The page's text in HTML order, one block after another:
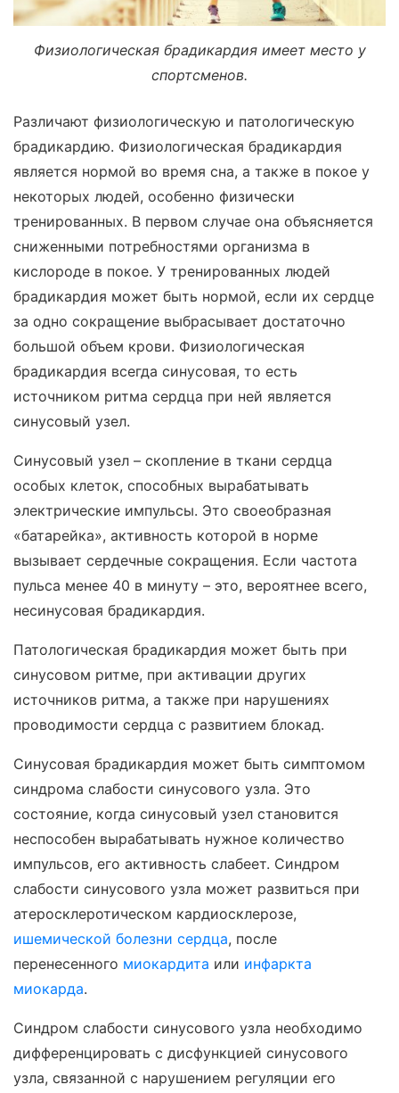
Физиологическая брадикардия имеет место у
спортсменов.
Различают физиологическую и патологическую
брадикардию. Физиологическая брадикардия
является нормой во время сна, а также в покое у
некоторых людей, особенно физически
тренированных. В первом случае она объясняется
сниженными потребностями организма в
кислороде в покое. У тренированных людей
брадикардия может быть нормой, если их сердце
за одно сокращение выбрасывает достаточно
большой объем крови. Физиологическая
брадикардия всегда синусовая, то есть
источником ритма сердца при ней является
синусовый узел.
Синусовый узел – скопление в ткани сердца
особых клеток, способных вырабатывать
электрические импульсы. Это своеобразная
«батарейка», активность которой в норме
вызывает сердечные сокращения. Если частота
пульса менее 40 в минуту – это, вероятнее всего,
несинусовая брадикардия.
Патологическая брадикардия может быть при
синусовом ритме, при активации других
источников ритма, а также при нарушениях
проводимости сердца с развитием блокад.
Синусовая брадикардия может быть симптомом
синдрома слабости синусового узла. Это
состояние, когда синусовый узел становится
неспособен вырабатывать нужное количество
импульсов, его активность слабеет. Синдром
слабости синусового узла может развиться при
атеросклеротическом кардиосклерозе,
ишемической болезни сердца, после
перенесенного миокардита или инфаркта
миокарда.
Синдром слабости синусового узла необходимо
дифференцировать с дисфункцией синусового
узла, связанной с нарушением регуляции его